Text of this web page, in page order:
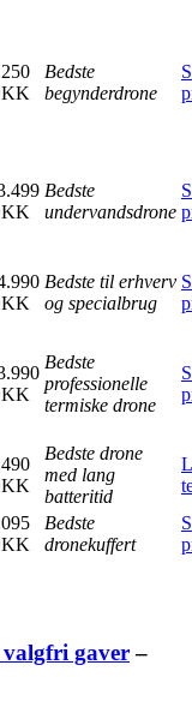
Bedste
begynderdrone
Bedste
undervandsdrone
Bedste til erhverv
og specialbrug
Bedste
professionelle
termiske drone
Bedste drone
med lang
batteritid
Bedste
dronekuffert
gaver–